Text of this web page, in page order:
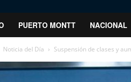
PUERTO MONTT NACIONAL
Noticia del Día Suspensión de clases y